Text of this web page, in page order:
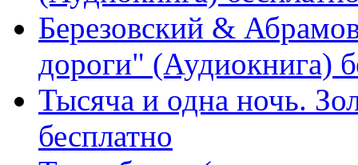
Березовский &
дороги" (Аудиокнига)
Тысяча и одна ночь.
бесплатно